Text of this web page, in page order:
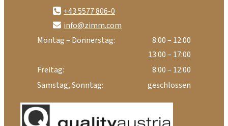
+43 5577 806-0
info@zimm.com
Montag – Donnerstag:
8:00 – 12:00
13:00 – 17:00
Freitag:
8:00 – 12:00
Samstag, Sonntag:
geschlossen